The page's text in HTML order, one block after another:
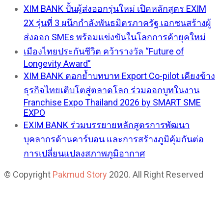
XIM BANK ปั้นผู้ส่งออกรุ่นใหม่ เปิดหลักสูตร EXIM
2X รุ่นที่ 3 ผนึกกำลังพันธมิตรภาครัฐ เอกชนสร้างผู้
ส่งออก SMEs พร้อมแข่งขันในโลกการค้ายุคใหม่
เมืองไทยประกันชีวิต คว้ารางวัล “Future of
Longevity Award”
XIM BANK ตอกย้ำบทบาท Export Co-pilot เคียงข้าง
ธุรกิจไทยเติบโตสู่ตลาดโลก ร่วมออกบูทในงาน
Franchise Expo Thailand 2026 by SMART SME
EXPO
EXIM BANK ร่วมบรรยายหลักสูตรการพัฒนา
บุคลากรด้านคาร์บอน และการสร้างภูมิคุ้มกันต่อ
การเปลี่ยนแปลงสภาพภูมิอากาศ
© Copyright Pakmud Story 2020. All Right Reserved